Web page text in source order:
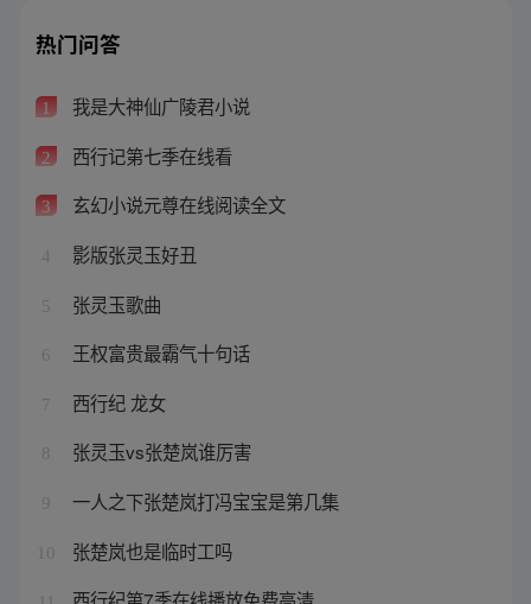
热门问答
1 我是大神仙广陵君小说
2 西行记第七季在线看
3 玄幻小说元尊在线阅读全文
4 影版张灵玉好丑
5 张灵玉歌曲
6 王权富贵最霸气十句话
7 西行纪 龙女
8 张灵玉vs张楚岚谁厉害
9 一人之下张楚岚打冯宝宝是第几集
10 张楚岚也是临时工吗